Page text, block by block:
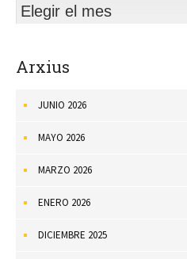
Elegir el mes
Arxius
JUNIO 2026
MAYO 2026
MARZO 2026
ENERO 2026
DICIEMBRE 2025